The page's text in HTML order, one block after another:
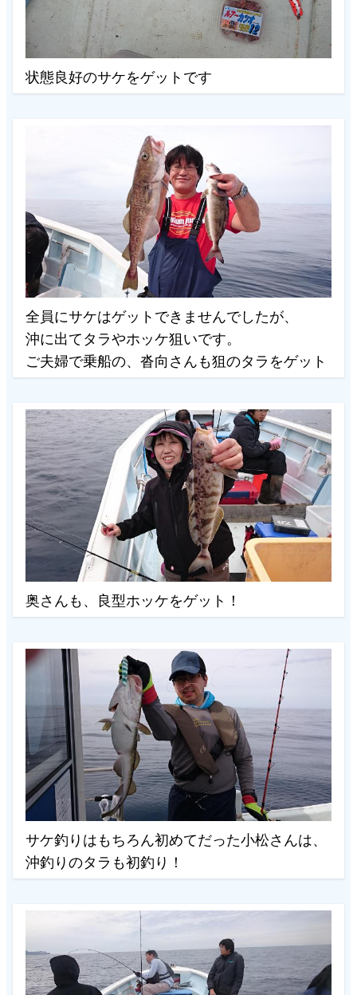
状態良好のサケをゲットです
全員にサケはゲットできませんでしたが、
沖に出てタラやホッケ狙いです。
ご夫婦で乗船の、沓向さんも狙のタラをゲット
奥さんも、良型ホッケをゲット！
サケ釣りはもちろん初めてだった小松さんは、
沖釣りのタラも初釣り！